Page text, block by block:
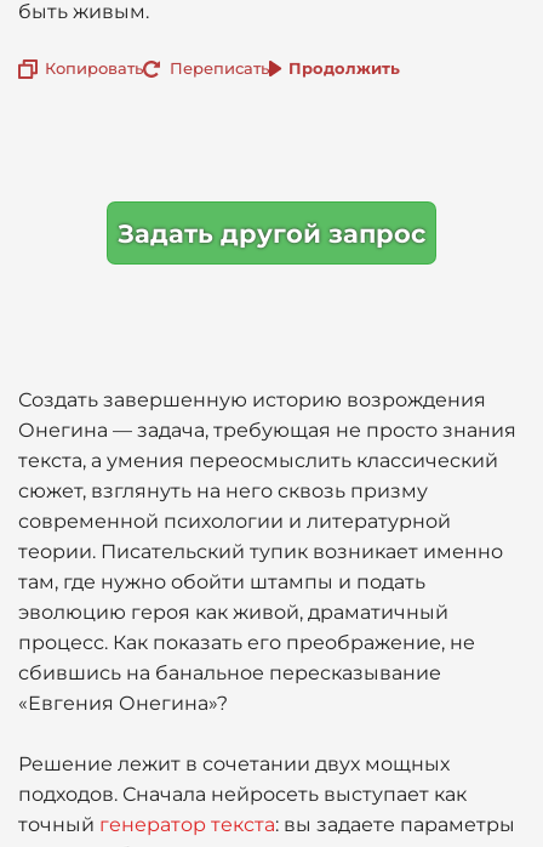
быть живым.
Копировать Переписать Продолжить
Задать другой запрос
Создать завершенную историю возрождения
Онегина — задача, требующая не просто знания
текста, а умения переосмыслить классический
сюжет, взглянуть на него сквозь призму
современной психологии и литературной
теории. Писательский тупик возникает именно
там, где нужно обойти штампы и подать
эволюцию героя как живой, драматичный
процесс. Как показать его преображение, не
сбившись на банальное пересказывание
«Евгения Онегина»?
Решение лежит в сочетании двух мощных
подходов. Сначала нейросеть выступает как
точный генератор текста: вы задаете параметры